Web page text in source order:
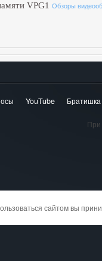
VPG1 Обзоры
YouTube
При
сайтом вы